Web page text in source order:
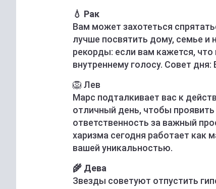
💧 Рак
Вам может захотеться
лучше посвятить дому, семье и
рекорды: если вам кажется,
внутреннему голосу. Совет
🦁 Лев
Марс подталкивает вас к
отличный день, чтобы проявить
ответственность за важный
харизма сегодня работает как
вашей уникальностью.
🌾 Дева
Звезды советуют отпустить